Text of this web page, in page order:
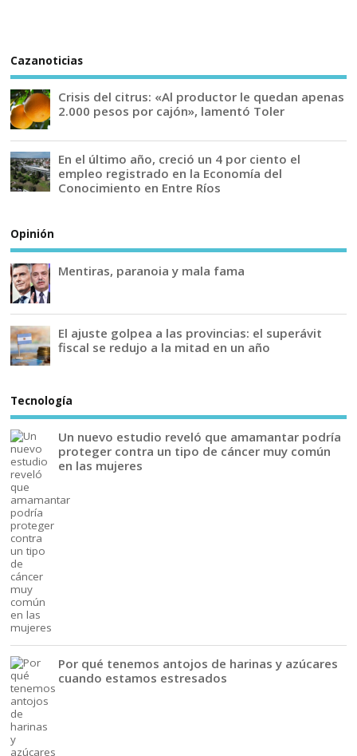
Cazanoticias
Crisis del citrus: «Al productor le quedan apenas
2.000 pesos por cajón», lamentó Toler
En el último año, creció un 4 por ciento el
empleo registrado en la Economía del
Conocimiento en Entre Ríos
Opinión
Mentiras, paranoia y mala fama
El ajuste golpea a las provincias: el superávit
fiscal se redujo a la mitad en un año
Tecnología
Un nuevo estudio reveló que amamantar podría
proteger contra un tipo de cáncer muy común
en las mujeres
Por qué tenemos antojos de harinas y azúcares
cuando estamos estresados